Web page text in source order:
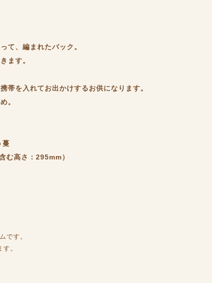
て、編まれたバック。
ます。
帯を入れてお出かけするお供になります。
。
蔓
高さ：295mm）
です。
。